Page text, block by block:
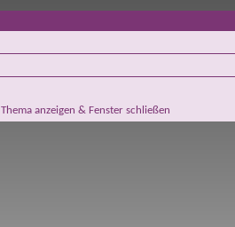
Thema anzeigen & Fenster schließen